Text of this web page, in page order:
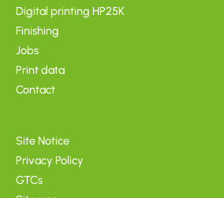
Digital printing HP25K
Finishing
Jobs
Print data
Contact
Site Notice
Privacy Policy
GTCs